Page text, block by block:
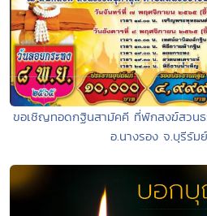
ขอเชิญทอดกฐินสามัคคี ที่พักสงฆ์สวน
อ.นางรอง จ.บุรีรัม